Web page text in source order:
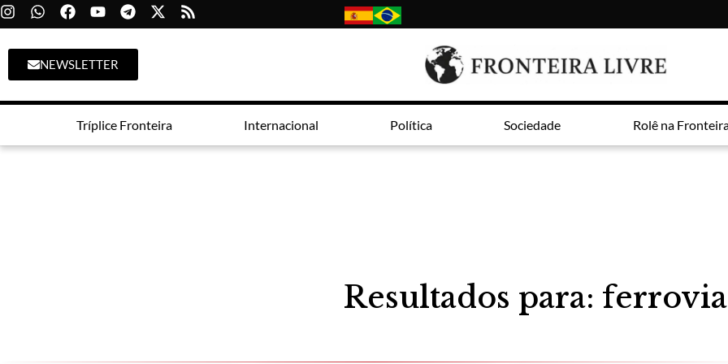
NEWSLETTER
Tríplice Fronteira Internacional Política Sociedade Rolê na
Resultados para: